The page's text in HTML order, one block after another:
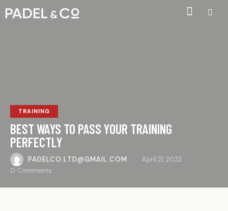
TRAINING
BEST WAYS TO PASS YOUR TRAINING
PERFECTLY
PADELCO.LTD@GMAIL.COM
April 21, 2022
0 Comments